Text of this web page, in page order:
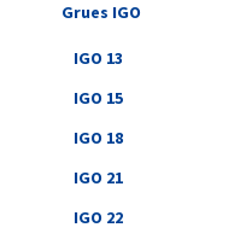
Grues IGO
IGO 13
IGO 15
IGO 18
IGO 21
IGO 22